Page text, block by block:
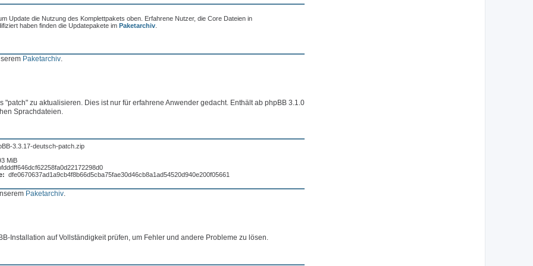
Update die Nutzung des Komplettpakets oben. Erfahrene Nutzer, die Core Dateien in
haben finden die Updatepakete imPaketarchiv
Paketarchiv
zu aktualisieren. Dies ist nur für erfahrene Anwender gedacht. Enthält ab phpBB 3.1.0
Sprachdateien.
3.3.17-deutsch-patch.zip
MiB
dfe0670637ad1a9cb4f8b66d5cba75fae30d46cb8a1ad54520d940e200f05661
Paketarchiv
Installation auf Vollständigkeit prüfen, um Fehler und andere Probleme zu lösen.